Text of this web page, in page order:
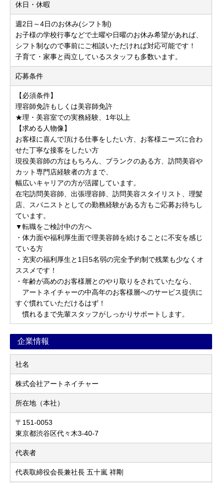
休日・休暇
週2日～4日のお休み(シフト制)
お子様の学校行事などで土曜や日曜のお休み希望があれば、
シフト制なので事前にご相談いただければ対応可能です！
子育て・家事と両立しているスタッフも多数います。
応募条件
【必須条件】
理容師免許もしくは美容師免許
★理・美容室での実務経験、1年以上
【求める人物像】
お客様に喜んで頂ける仕事をしたい方、お客様ニーズに合わ
せた丁寧な接客をしたい方
現役美容師の方はもちろん、ブランクのある方、訪問美容や
カット専門店経験者の方まで、
幅広いキャリアの方が活躍しています。
在宅訪問美容師、出張理容師、訪問美容スタイリスト、理髪
店、スパニストとしての勤務経験がある方もご応募お待ちし
ています。
▼転職をご検討中の方へ
・体力面や福利厚生面で理美容師を続けることに不安を感じ
ている方
・充実の福利厚生と1日5名弱の完全予約制で残業も少なくオ
ススメです！
・年齢が高めのお客様層とのやり取りをされていたなら、
アートネイチャーの中高年のお客様層へのサービス提供に
すぐ慣れていただけるはず！
慣れるまで先輩スタッフがしっかりサポートします。
企業情報
社名
株式会社アートネイチャー
所在地（本社）
〒151-0053
東京都渋谷区代々木3-40-7
代表者
代表取締役会長兼社長 五十嵐 祥剛